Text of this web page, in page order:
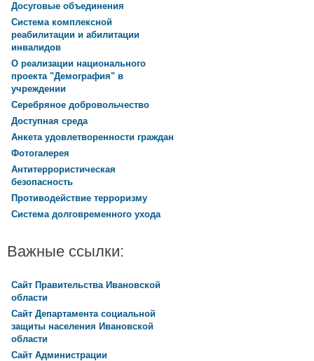
Досуговые объединения
Система комплексной
реабилитации и абилитации
инвалидов
О реализации национального
проекта "Демография" в
учреждении
Серебряное добровольчество
Доступная среда
Анкета удовлетворенности граждан
Фотогалерея
Антитеррористическая
безопасность
Противодействие терроризму
Система долговременного ухода
Важные ссылки:
Сайт Правительства Ивановской
области
Сайт Департамента социальной
защиты населения Ивановской
области
Сайт Администрации